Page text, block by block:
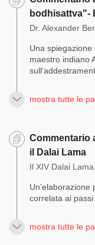
bodhisattva"-
Dr. Alexander
Una
maestro indiano
mostra tutte le
Commentario
il Dalai Lama
Il XIV Dalai Lama
correlata ai passi
mostra tutte le